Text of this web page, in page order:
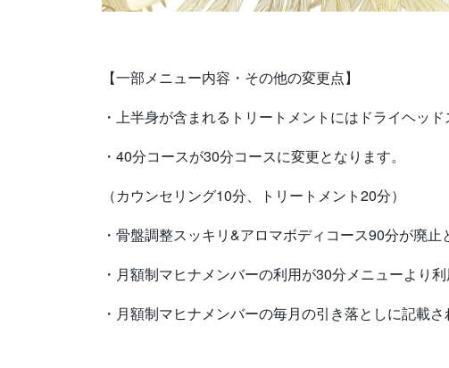
【一部メニュー内容・その他の変更点】
・上半身が含まれるトリートメントにはドライヘッド
・40分コースが30分コースに変更となります。
（カウンセリング10分、トリートメント20分）
・骨盤調整スッキリ&アロマボディコース90分が廃
・月額制マヒナメンバーの利用が30分メニューより利
・月額制マヒナメンバーの毎月の引き落としに記載